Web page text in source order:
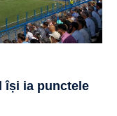
își ia punctele